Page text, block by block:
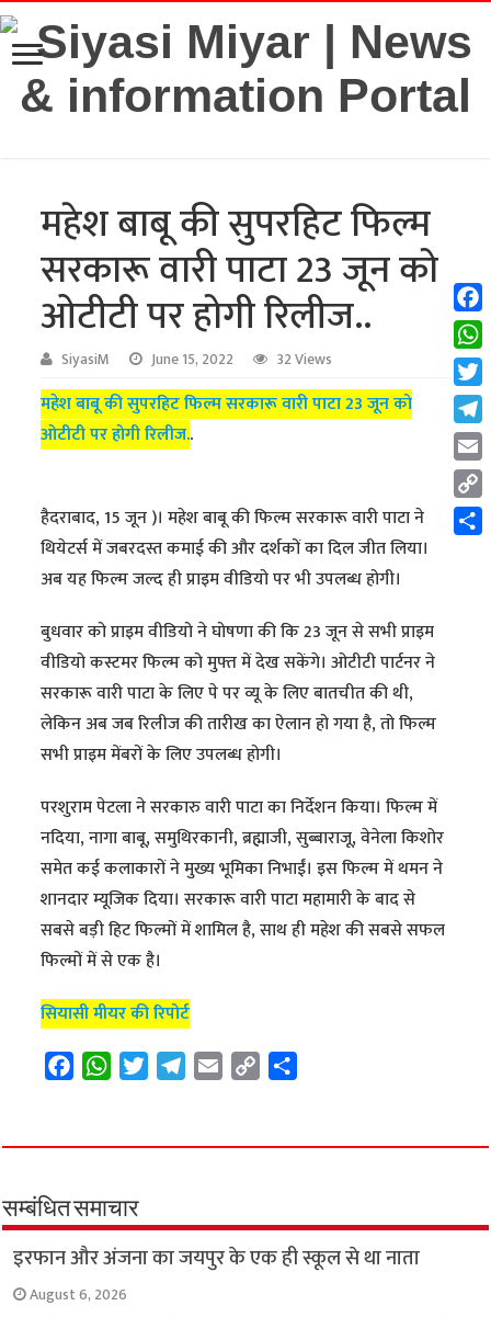
महेश बाबू की सुपरहिट फिल्म
सरकारू वारी पाटा 23 जून को
ओटीटी पर होगी रिलीज..
SiyasiM June 15, 2022 32 Views
महेश बाबू की सुपरहिट फिल्म सरकारू वारी पाटा 23 जून को
ओटीटी पर होगी रिलीज..
हैदराबाद, 15 जून )। महेश बाबू की फिल्म सरकारू वारी पाटा ने
थियेटर्स में जबरदस्त कमाई की और दर्शकों का दिल जीत लिया।
अब यह फिल्म जल्द ही प्राइम वीडियो पर भी उपलब्ध होगी।
बुधवार को प्राइम वीडियो ने घोषणा की कि 23 जून से सभी प्राइम
वीडियो कस्टमर फिल्म को मुफ्त में देख सकेंगे। ओटीटी पार्टनर ने
सरकारू वारी पाटा के लिए पे पर व्यू के लिए बातचीत की थी,
लेकिन अब जब रिलीज की तारीख का ऐलान हो गया है, तो फिल्म
सभी प्राइम मेंबरों के लिए उपलब्ध होगी।
परशुराम पेटला ने सरकारु वारी पाटा का निर्देशन किया। फिल्म में
नदिया, नागा बाबू, समुथिरकानी, ब्रह्माजी, सुब्बाराजू, वेनेला किशोर
समेत कई कलाकारों ने मुख्य भूमिका निभाईं। इस फिल्म में थमन ने
शानदार म्यूजिक दिया। सरकारू वारी पाटा महामारी के बाद से
सबसे बड़ी हिट फिल्मों में शामिल है, साथ ही महेश की सबसे सफल
फिल्मों में से एक है।
सियासी मीयर की रिपोर्ट
e
o
o
k
W
t
A
p
p
t
r
e
a
m
i
y
n
k
r
सम्बंधित समाचार
इरफान और अंजना का जयपुर के एक ही स्कूल से था नाता
August 6, 2026
Copy
Link